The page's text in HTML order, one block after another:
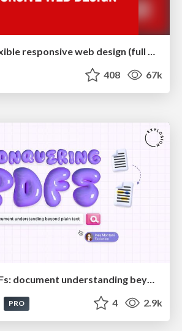
Fashionably flexible responsive web design (full day workshop)
408 67k
Conquering PDFs: document understanding beyond plain text
PRO 4 2.9k